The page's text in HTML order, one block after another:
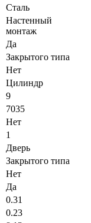
Сталь
Настенный
монтаж
Да
Закрытого типа
Нет
Цилиндр
9
7035
Нет
1
Дверь
Закрытого типа
Нет
Да
0.31
0.23